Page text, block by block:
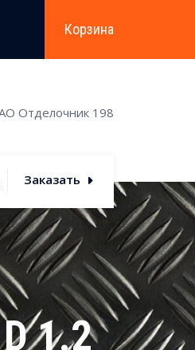
Корзина
Отделочник 198
Заказать
1.2